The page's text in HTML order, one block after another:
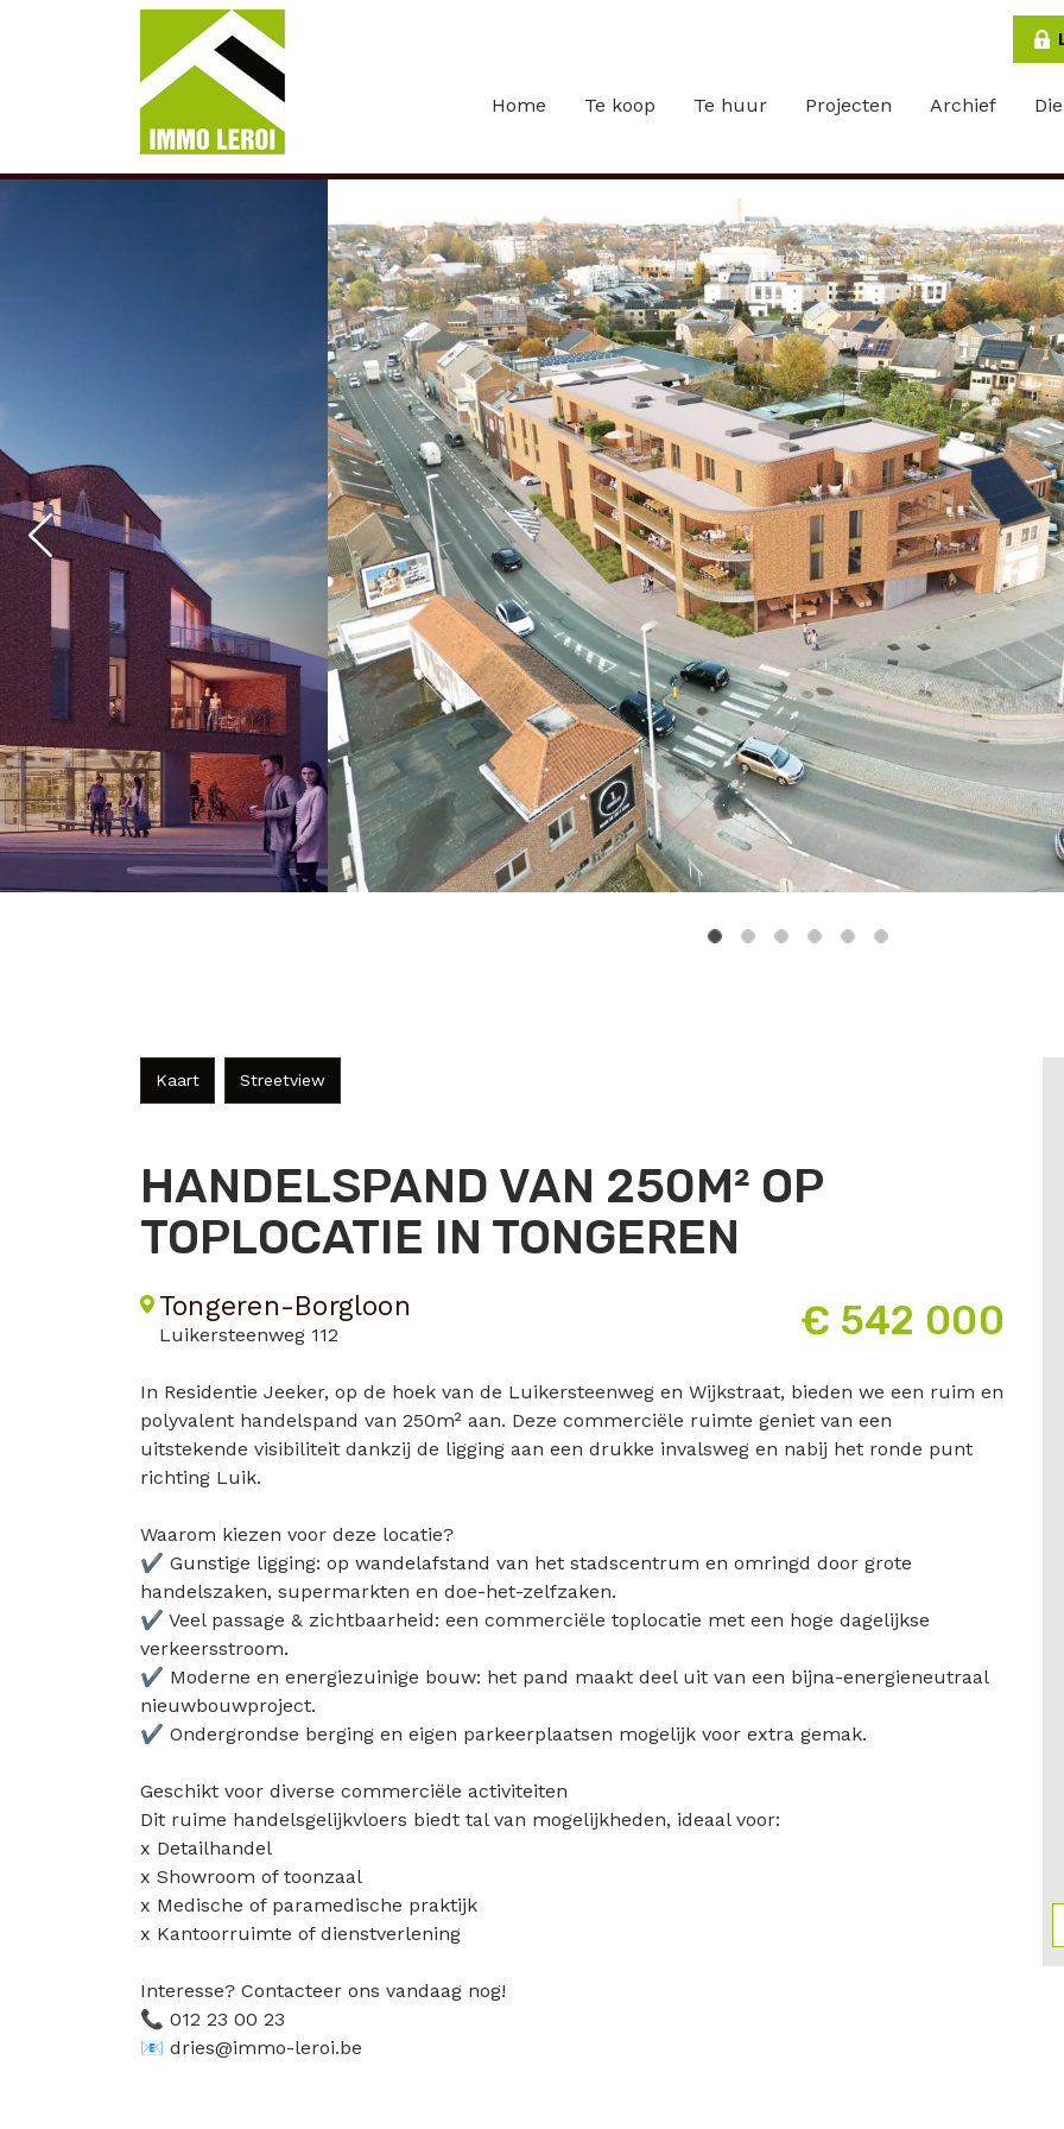
Menu overslaan en naar de inhoud gaan
Home Te koop Te huur Projecten Archief
Previous
HANDELSPAND VAN 250M² OP
TOPLOCATIE IN TONGEREN
Tongeren-Borgloon
Luikersteenweg 112 € 542 000
Kaart Streetview
In Residentie Jeeker, op de hoek van de Luikersteenweg en Wijkstraat, bieden we een ruim en
polyvalent handelspand van 250m² aan. Deze commerciële ruimte geniet van een
uitstekende visibiliteit dankzij de ligging aan een drukke invalsweg en nabij het ronde punt
richting Luik.
Waarom kiezen voor deze locatie?
✔ Gunstige ligging: op wandelafstand van het stadscentrum en omringd door grote
handelszaken, supermarkten en doe-het-zelfzaken.
✔ Veel passage & zichtbaarheid: een commerciële toplocatie met een hoge dagelijkse
verkeersstroom.
✔ Moderne en energiezuinige bouw: het pand maakt deel uit van een bijna-energieneutraal
nieuwbouwproject.
✔ Ondergrondse berging en eigen parkeerplaatsen mogelijk voor extra gemak.
Geschikt voor diverse commerciële activiteiten
Dit ruime handelsgelijkvloers biedt tal van mogelijkheden, ideaal voor:
x Detailhandel
x Showroom of toonzaal
x Medische of paramedische praktijk
x Kantoorruimte of dienstverlening
Interesse? Contacteer ons vandaag nog!
📞 012 23 00 23
📧 dries@immo-leroi.be